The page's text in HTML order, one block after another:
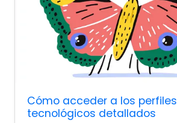
Cómo acceder a los perfiles
tecnológicos detallados